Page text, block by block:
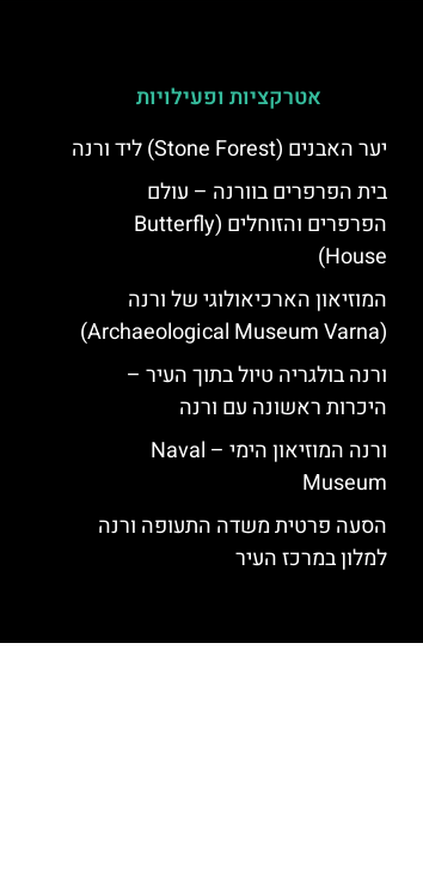
אטרקציות ופעילויות
יער האבנים (Stone Forest) ליד ורנה
בית הפרפרים בוורנה – עולם
הפרפרים והזוחלים (Butterfly
House)
המוזיאון הארכיאולוגי של ורנה
(Archaeological Museum Varna)
ורנה בולגריה טיול בתוך העיר –
היכרות ראשונה עם ורנה
ורנה המוזיאון הימי – Naval
Museum
הסעה פרטית משדה התעופה ורנה
למלון במרכז העיר